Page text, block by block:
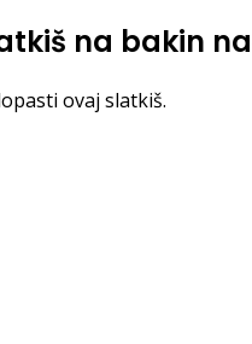
na bakin
ovaj slatkiš.